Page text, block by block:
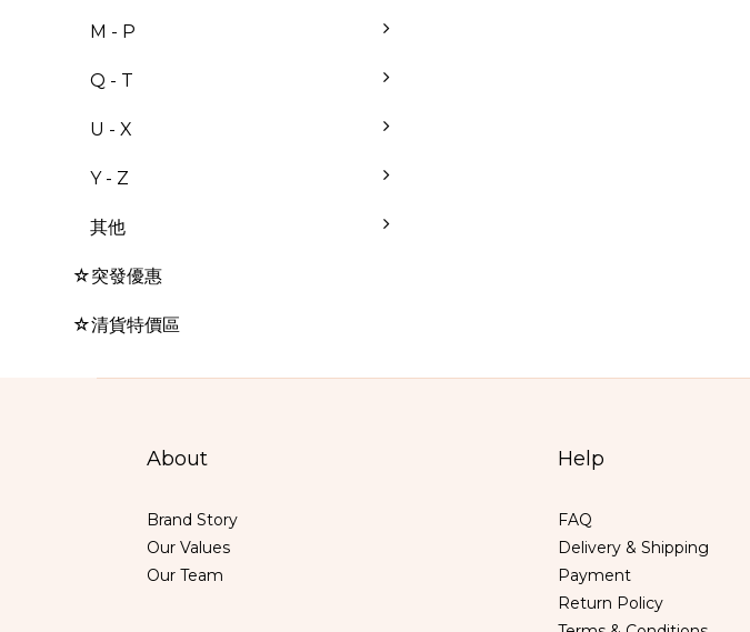
M - P
Q - T
U - X
Y - Z
其他
☆突發優惠
☆清貨特價區
About
Brand Story
Our Values
Our Team
Help
FAQ
Delivery & Shipping
Payment
Return Policy